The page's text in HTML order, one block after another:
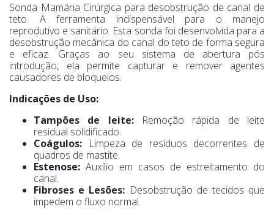
Sonda Mamária Cirúrgica para desobstrução de canal de
teto. A ferramenta indispensável para o manejo
reprodutivo e sanitário. Esta sonda foi desenvolvida para a
desobstrução mecânica do canal do teto de forma segura
e eficaz. Graças ao seu sistema de abertura pós
introdução, ela permite capturar e remover agentes
causadores de bloqueios.
Indicações de Uso:
Tampões de leite:Remoção rápida de leite
residual solidificado.
Coágulos: Limpeza de resíduos decorrentes de
quadros de mastite.
Estenose: Auxílio em casos de estreitamento do
canal.
Fibroses e Lesões: Desobstrução de tecidos que
impedem o fluxo normal.